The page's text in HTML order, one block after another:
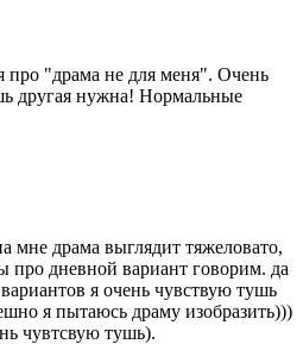
про "драма не для меня". Очень
другая нужна! Нормальные
мне драма выглядит тяжеловато,
про дневной вариант говорим. да
я очень чувствую тушь
я пытаюсь драму изобразить)))
чувтсвую тушь).